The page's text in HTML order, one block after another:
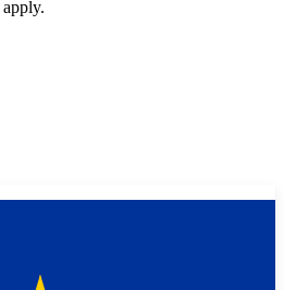
apply.